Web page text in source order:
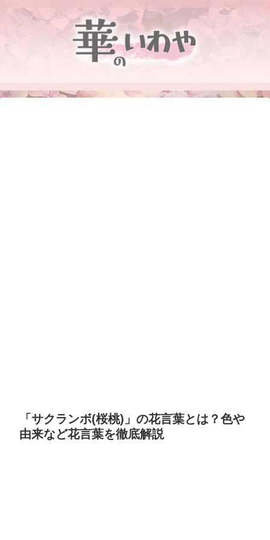
「サクランボ(桜桃)」の花言葉とは？色や
由来など花言葉を徹底解説